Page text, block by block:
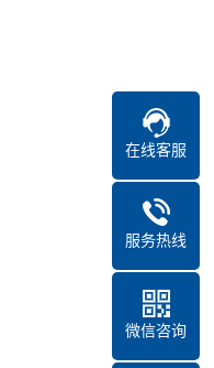
在线客服
服务热线
微信咨询